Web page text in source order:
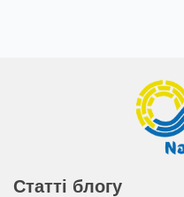
Статті блогу